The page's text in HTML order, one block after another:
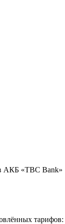
АКБ «TBC Bank»
тарифов: